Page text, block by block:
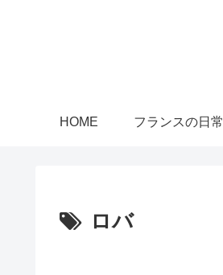
HOME フランスの日常
ロバ